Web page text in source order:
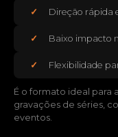
Direção rápida
Baixo impacto
Flexibilidade
É o formato ideal para
gravações de séries,
eventos.